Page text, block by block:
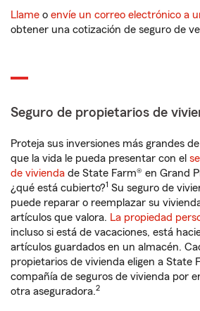
Llame o envíe un correo electrónico a
obtener una cotización de seguro de
Seguro de propietarios de
Proteja sus inversiones más grandes
que la vida le pueda presentar con el
de vivienda de State Farm® en Grand
¿qué está cubierto?1 Su seguro de
puede reparar o reemplazar su
artículos que valora. La propiedad
incluso si está de vacaciones, está
artículos guardados en un almacén.
propietarios de vivienda eligen a State
compañía de seguros de vivienda por
otra aseguradora.2